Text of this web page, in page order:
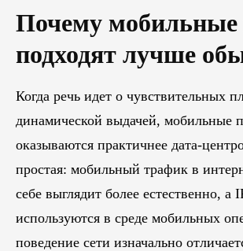
Почему мобильные
подходят лучше
Когда речь идет о чувствительных
динамической выдачей, мобильные
оказываются практичнее дата-
простая: мобильный трафик в
себе выглядит более естественно, а
используются в среде мобильных
поведение сети изначально